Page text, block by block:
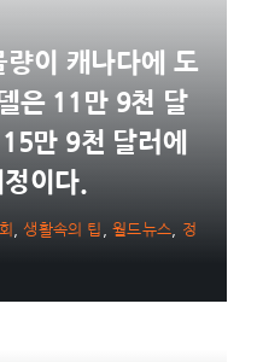
이 캐나다에 도
은 11만 9천 달
만 9천 달러에
이다.
,생활속의 팁 ,월드뉴스
정